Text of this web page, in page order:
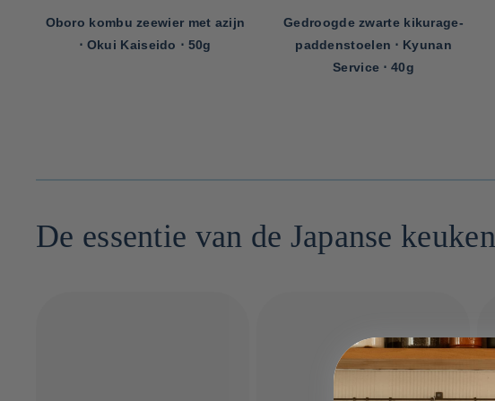
Oboro kombu zeewier met azijn
⋅ Okui Kaiseido ⋅ 50g
Gedroogde zwarte kikurage-
paddenstoelen ⋅ Kyunan
Service ⋅ 40g
De essentie van de Japanse keuken